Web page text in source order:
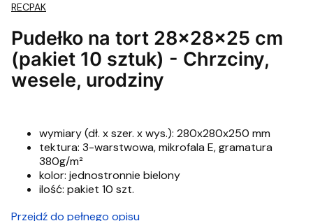
RECPAK
Pudełko na tort 28x28x25 cm
(pakiet 10 sztuk) - Chrzciny,
wesele, urodziny
wymiary (dł. x szer. x wys.): 280x280x250 mm
tektura: 3-warstwowa, mikrofala E, gramatura
380g/m²
kolor: jednostronnie bielony
ilość: pakiet 10 szt.
Przejdź do pełnego opisu